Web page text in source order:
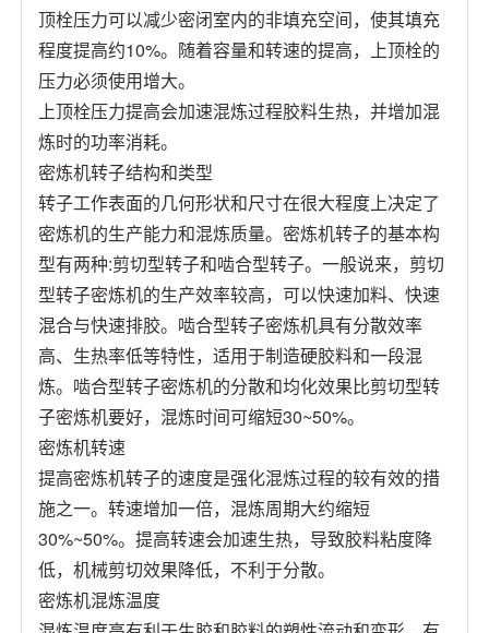
顶栓压力可以减少密闭室内的非填充空间，使其填充
程度提高约10%。随着容量和转速的提高，上顶栓的
压力必须使用增大。
上顶栓压力提高会加速混炼过程胶料生热，并增加混
炼时的功率消耗。
密炼机转子结构和类型
转子工作表面的几何形状和尺寸在很大程度上决定了
密炼机的生产能力和混炼质量。密炼机转子的基本构
型有两种:剪切型转子和啮合型转子。一般说来，剪切
型转子密炼机的生产效率较高，可以快速加料、快速
混合与快速排胶。啮合型转子密炼机具有分散效率
高、生热率低等特性，适用于制造硬胶料和一段混
炼。啮合型转子密炼机的分散和均化效果比剪切型转
子密炼机要好，混炼时间可缩短30~50%。
密炼机转速
提高密炼机转子的速度是强化混炼过程的较有效的措
施之一。转速增加一倍，混炼周期大约缩短
30%~50%。提高转速会加速生热，导致胶料粘度降
低，机械剪切效果降低，不利于分散。
密炼机混炼温度